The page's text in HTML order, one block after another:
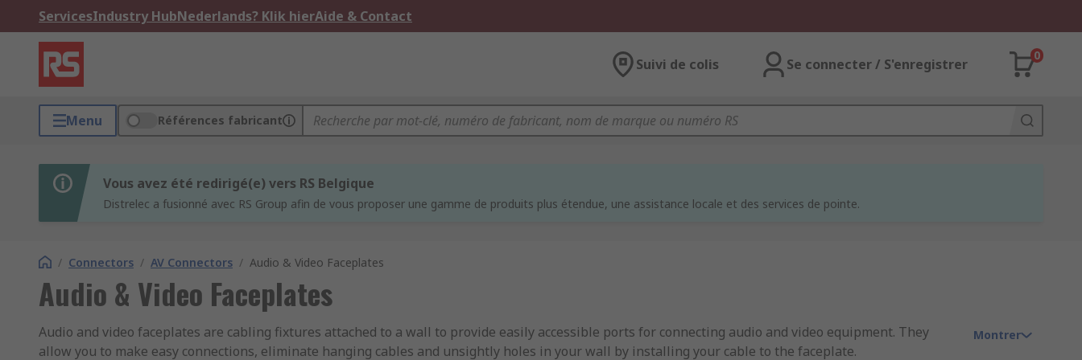
ServicesIndustry HubNederlands? Klik hierAide & Contact
Suivi de colis Se connecter / S'enregistrer
0
Menu Références fabricant
Vous avez été redirigé(e) vers RS Belgique
Distrelec a fusionné avec RS Group afin de vous proposer une gamme de produits plus étendue, une assistance locale et des services de pointe.
/ Connectors / AV Connectors / Audio & Video Faceplates
Audio & Video Faceplates
Audio and video faceplates are cabling fixtures attached to a wall to provide easily accessible ports for connecting audio and video equipment. They
allow you to make easy connections, eliminate hanging cables and unsightly holes in your wall by installing your cable to the faceplate.
Montrer